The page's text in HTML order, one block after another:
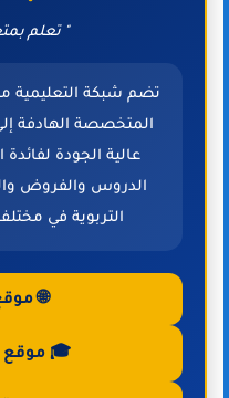
" تعلم
تضم شبكة التعليمية
المتخصصة الهادفة
عالية الجودة لفائدة
الدروس والفروض
التربوية في
🌐
🎓 موقع